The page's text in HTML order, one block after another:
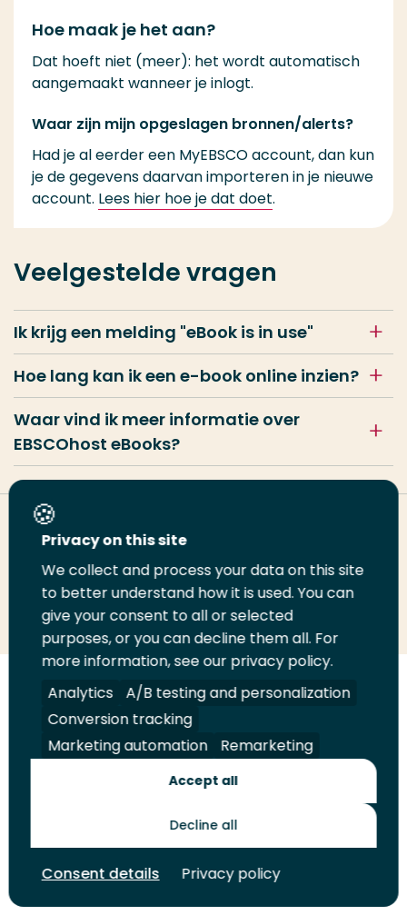
Hoe maak je het aan?
Dat hoeft niet (meer): het wordt automatisch
aangemaakt wanneer je inlogt.
Waar zijn mijn opgeslagen bronnen/alerts?
Had je al eerder een MyEBSCO account, dan kun
je de gegevens daarvan importeren in je nieuwe
account. Lees hier hoe je dat doet.
Veelgestelde vragen
Ik krijg een melding "eBook is in use"
Hoe lang kan ik een e-book online inzien?
Waar vind ik meer informatie over
EBSCOhost eBooks?
Deel deze pagina
Deel
LinkedIn
Deel
op
Twitter
Deel
op
Facebook
Email
deze
pagina
Print
deze
pagina
Volg
ons
op
LinkedIn
Volg
ons
op
Facebook
Volg
ons
op
YouTube
Volg
ons
op
Instagram
Juridisch Security A-Z Index
Contact
Toekomstmakers
Privacy on this site
We collect and process your data on this site
to better understand how it is used. You can
give your consent to all or selected
purposes, or you can decline them all. For
more information, see our privacy policy.
Analytics
A/B testing and personalization
Conversion tracking
Marketing automation
Remarketing
Accept all
Decline all
Consent details Privacy policy